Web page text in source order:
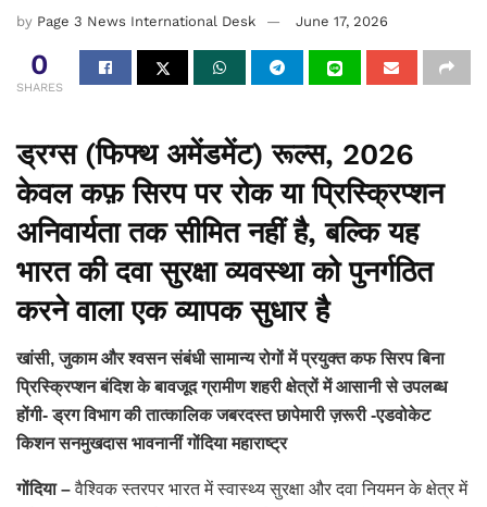
by Page 3 News International Desk June 17, 2026
0
SHARES
ड्रग्स (फिफ्थ अमेंडमेंट) रूल्स, 2026
केवल कफ़ सिरप पर रोक या प्रिस्क्रिप्शन
अनिवार्यता तक सीमित नहीं है, बल्कि यह
भारत की दवा सुरक्षा व्यवस्था को पुनर्गठित
करने वाला एक व्यापक सुधार है
खांसी, जुकाम और श्वसन संबंधी सामान्य रोगों में प्रयुक्त कफ सिरप बिना
प्रिस्क्रिप्शन बंदिश के बावजूद ग्रामीण शहरी क्षेत्रों में आसानी से उपलब्ध
होंगी- ड्रग विभाग की तात्कालिक जबरदस्त छापेमारी ज़रूरी -एडवोकेट
किशन सनमुखदास भावनानीं गोंदिया महाराष्ट्र
गोंदिया –वैश्विक स्तरपर भारत में स्वास्थ्य सुरक्षा और दवा नियमन के क्षेत्र में